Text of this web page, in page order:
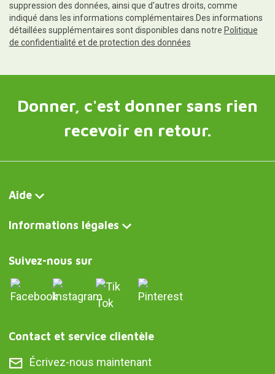
suppression des données, ainsi que d'autres droits, comme
indiqué dans les informations complémentaires.Des informations
détaillées supplémentaires sont disponibles dans notre Politique
de confidentialité et de protection des données
Donner, c'est donner sans rien
recevoir en retour.
Aide
Informations légales
Suivez-nous sur
Contact et service clientèle
Écrivez-nous maintenant